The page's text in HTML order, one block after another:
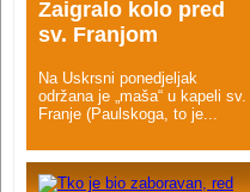
Zaigralo kolo pred
sv. Franjom
Na Uskrsni ponedjeljak
održana je „maša“ u kapeli sv.
Franje (Paulskoga, to je...